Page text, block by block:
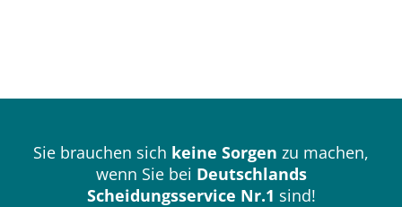
Sie brauchen sich keine Sorgen zu machen,
wenn Sie bei Deutschlands
Scheidungsservice Nr.1 sind!